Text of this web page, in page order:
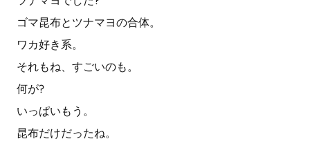
ゴマ昆布とツナマヨの合体。
ワカ好き系。
それもね、すごいのも。
何が?
いっぱいもう。
昆布だけだったね。